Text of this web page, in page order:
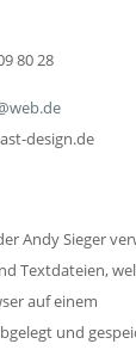
80 28
design.de
Andy Sieger
Textdateien,
auf einem
und